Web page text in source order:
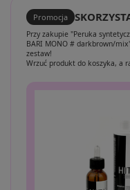
Promocja
Przy zakupie "Peruka
BARI MONO # darkbrown/
zestaw!
Wrzuć produkt do koszyka, a